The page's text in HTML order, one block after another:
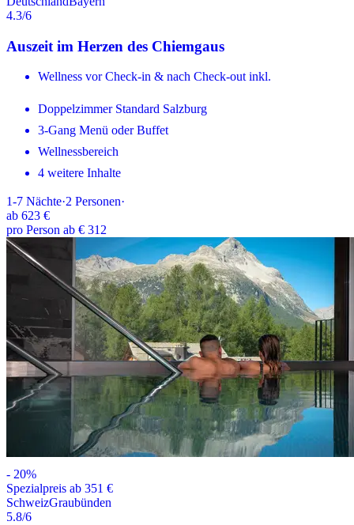
4.3/6
Auszeit im Herzen des Chiemgaus
Wellness vor Check-in & nach Check-out inkl.
Doppelzimmer Standard Salzburg
3-Gang Menü oder Buffet
Wellnessbereich
4 weitere Inhalte
1-7 Nächte·2 Personen·
ab 623 €
pro Person ab € 312
- 20%
Spezialpreis ab 351 €
SchweizGraubünden
5.8/6